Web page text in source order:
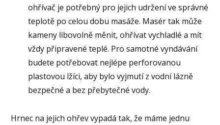
ohřívač je potřebný pro jejich udržení ve správné
teplotě po celou dobu masáže. Masér tak může
kameny libovolně měnit, ohřívat vychladlé a mít
vždy připravené teplé. Pro samotné vyndávání
budete potřebovat nejlépe perforovanou
plastovou lžíci, aby bylo vyjmutí z vodní lázně
bezpečné a bez přebytečné vody.
Hrnec na jejich ohřev vypadá tak, že máme jednu